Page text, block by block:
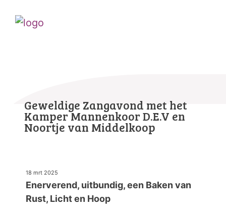
Geweldige Zangavond met het
Kamper Mannenkoor D.E.V en
Noortje van Middelkoop
18 mrt 2025
Enerverend, uitbundig, een Baken van
Rust, Licht en Hoop